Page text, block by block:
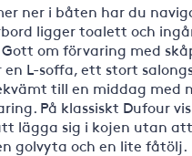
ner i båten har du
ligger toalett och
om förvaring med
en L-soffa, ett stort
till en middag med
På klassiskt Dufour
lägga sig i kojen utan
golvyta och en lite fåtölj.